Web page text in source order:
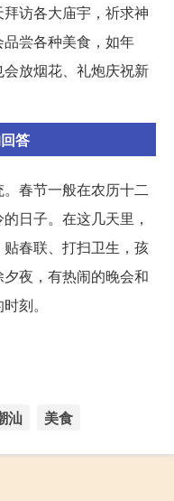
访各大庙宇，祈求神
尝各种美食，如年
放烟花、礼炮庆祝新
答
春节一般在农历十二
日子。在这几天里，
春联、打扫卫生，孩
夜，有热闹的晚会和
刻。
汕 美食